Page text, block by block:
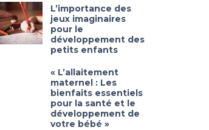
L’importance des
jeux imaginaires
pour le
développement des
petits enfants
« L’allaitement
maternel : Les
bienfaits essentiels
pour la santé et le
développement de
votre bébé »